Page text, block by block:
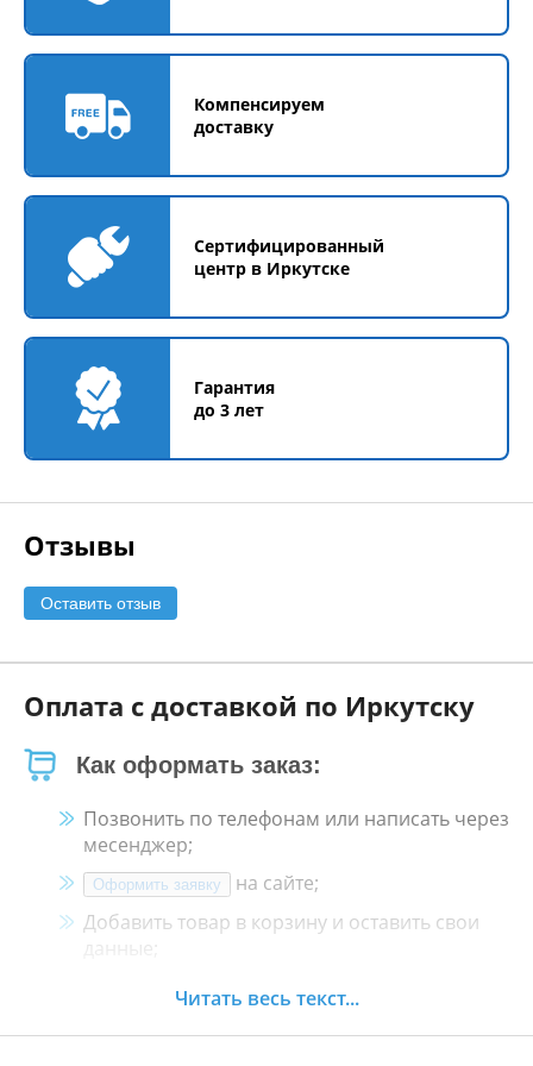
Компенсируем
доставку
Сертифицированный
центр в Иркутске
Гарантия
до 3 лет
Отзывы
Оставить отзыв
Оплата с доставкой по Иркутску
Как оформать заказ:
Позвонить по телефонам или написать через
месенджер;
Оформить заявку
на сайте;
Добавить товар в корзину и оставить свои
данные;
Менеджер свяжется с Вами в течение 30
Читать весь текст...